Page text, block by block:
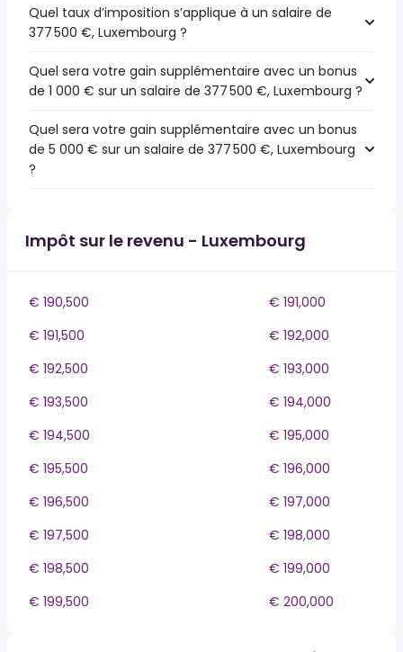
Quel taux d’imposition s’applique à un salaire de
377 500 €, Luxembourg ?
Quel sera votre gain supplémentaire avec un bonus
de 1 000 € sur un salaire de 377 500 €, Luxembourg ?
Quel sera votre gain supplémentaire avec un bonus
de 5 000 € sur un salaire de 377 500 €, Luxembourg
?
Impôt sur le revenu - Luxembourg
€ 190,500
€ 191,000
€ 191,500
€ 192,000
€ 192,500
€ 193,000
€ 193,500
€ 194,000
€ 194,500
€ 195,000
€ 195,500
€ 196,000
€ 196,500
€ 197,000
€ 197,500
€ 198,000
€ 198,500
€ 199,000
€ 199,500
€ 200,000